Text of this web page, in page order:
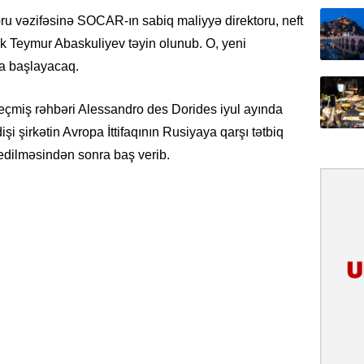
vəzifəsinə SOCAR-ın sabiq maliyyə direktoru, neft
Teymur Abaskuliyev təyin olunub. O, yeni
başlayacaq.
rəhbəri Alessandro des Dorides iyul ayında
şirkətin Avropa İttifaqının Rusiyaya qarşı tətbiq
sonra baş verib.
İlin ilk
çox
Yeni